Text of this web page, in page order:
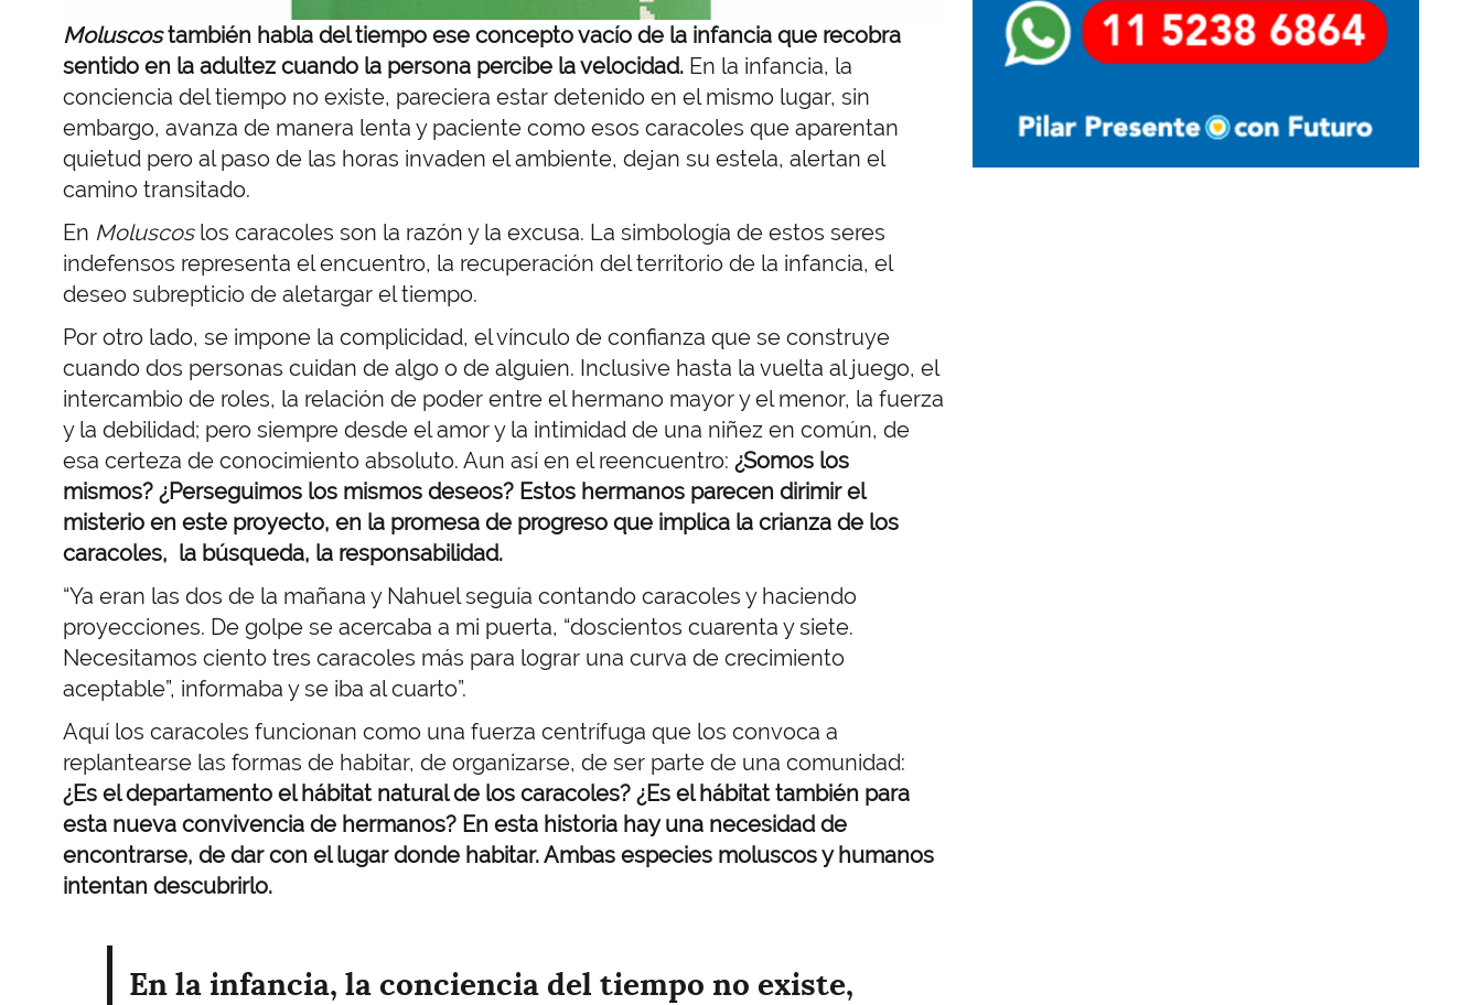
Moluscostambién habla del tiempo ese concepto vacío de la infancia que recobra
sentido en la adultez cuando la persona percibe la velocidad. En la infancia, la
conciencia del tiempo no existe, pareciera estar detenido en el mismo lugar, sin
embargo, avanza de manera lenta y paciente como esos caracoles que aparentan
quietud pero al paso de las horas invaden el ambiente, dejan su estela, alertan el
camino transitado.
En Moluscoslos caracoles son la razón y la excusa. La simbología de estos seres
indefensos representa el encuentro, la recuperación del territorio de la infancia, el
deseo subrepticio de aletargar el tiempo.
Por otro lado, se impone la complicidad, el vínculo de confianza que se construye
cuando dos personas cuidan de algo o de alguien. Inclusive hasta la vuelta al juego, el
intercambio de roles, la relación de poder entre el hermano mayor y el menor, la fuerza
y la debilidad; pero siempre desde el amor y la intimidad de una niñez en común, de
esa certeza de conocimiento absoluto. Aun así en el reencuentro: ¿Somos los
mismos? ¿Perseguimos los mismos deseos? Estos hermanos parecen dirimir el
misterio en este proyecto, en la promesa de progreso que implica la crianza de los
caracoles, la búsqueda, la responsabilidad.
“Ya eran las dos de la mañana y Nahuel seguía contando caracoles y haciendo
proyecciones. De golpe se acercaba a mi puerta, “doscientos cuarenta y siete.
Necesitamos ciento tres caracoles más para lograr una curva de crecimiento
aceptable”, informaba y se iba al cuarto”.
Aquí los caracoles funcionan como una fuerza centrífuga que los convoca a
replantearse las formas de habitar, de organizarse, de ser parte de una comunidad:
¿Es el departamento el hábitat natural de los caracoles? ¿Es el hábitat también para
esta nueva convivencia de hermanos? En esta historia hay una necesidad de
encontrarse, de dar con el lugar donde habitar. Ambas especies moluscos y humanos
intentan descubrirlo.
En la infancia, la conciencia del tiempo no existe,